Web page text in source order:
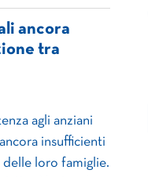
ancora
tra
agli anziani
insufficienti
loro famiglie.